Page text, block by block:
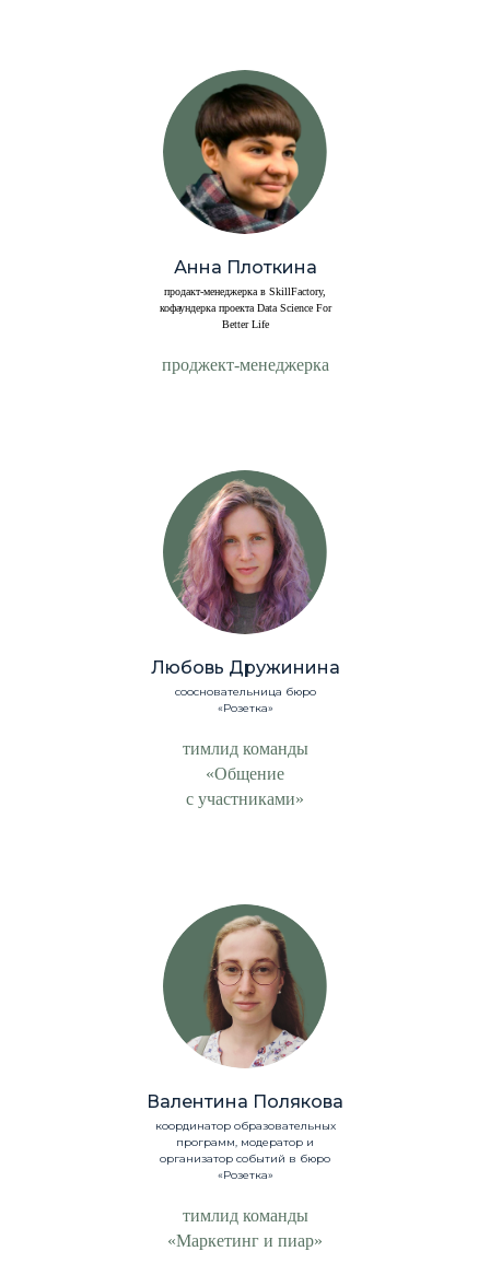
Анна Плоткина
продакт-менеджерка в SkillFactory,
кофаундерка проекта Data Science For
Better Life
проджект-менеджерка
Любовь Дружинина
соосновательница бюро
«Розетка»
тимлид команды
«Общение
с участниками»
Валентина Полякова
координатор образовательных
программ, модератор и
организатор событий в бюро
«Розетка»
тимлид команды
«Маркетинг и пиар»